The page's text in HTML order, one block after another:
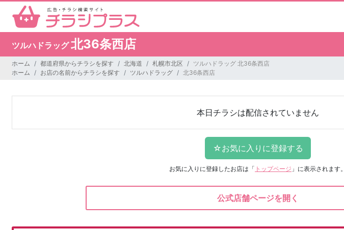
ツルハドラッグ北36条西店
ホーム 都道府県からチラシを探す 北海道 札幌市北区
ツルハドラッグ 北36条西店
ホーム
お店の名前からチラシを探す ツルハドラッグ 北36条西店
本日チラシは配信されていません
お気に入りに登録したお店は 「 トップページ 」に表示されます。
公式店舗ページを開く